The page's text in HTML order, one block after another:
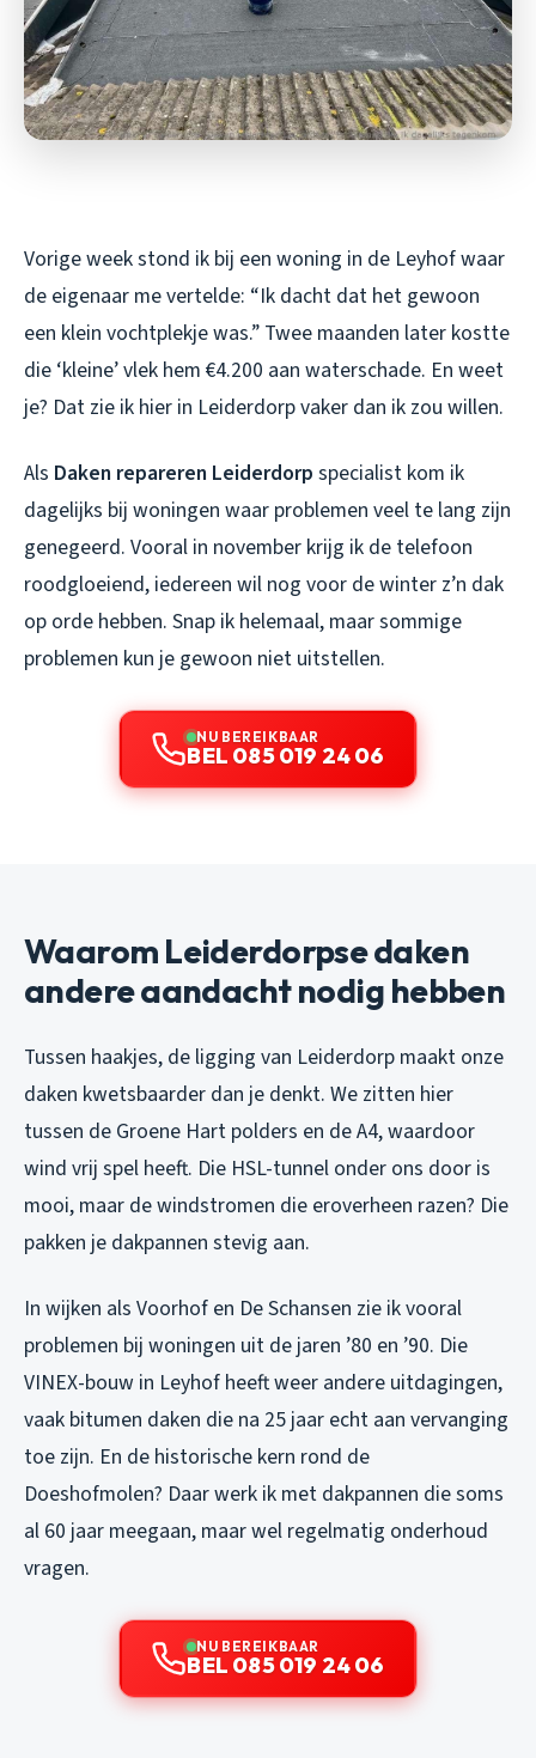
Vorige week stond ik bij een woning in de Leyhof waar
de eigenaar me vertelde: “Ik dacht dat het gewoon
een klein vochtplekje was.” Twee maanden later kostte
die ‘kleine’ vlek hem €4.200 aan waterschade. En weet
je? Dat zie ik hier in Leiderdorp vaker dan ik zou willen.
Als Daken repareren Leiderdorp specialist kom ik
dagelijks bij woningen waar problemen veel te lang zijn
genegeerd. Vooral in november krijg ik de telefoon
roodgloeiend, iedereen wil nog voor de winter z’n dak
op orde hebben. Snap ik helemaal, maar sommige
problemen kun je gewoon niet uitstellen.
NU BEREIKBAAR
BEL 085 019 24 06
Waarom Leiderdorpse daken
andere aandacht nodig hebben
Tussen haakjes, de ligging van Leiderdorp maakt onze
daken kwetsbaarder dan je denkt. We zitten hier
tussen de Groene Hart polders en de A4, waardoor
wind vrij spel heeft. Die HSL-tunnel onder ons door is
mooi, maar de windstromen die eroverheen razen? Die
pakken je dakpannen stevig aan.
In wijken als Voorhof en De Schansen zie ik vooral
problemen bij woningen uit de jaren ’80 en ’90. Die
VINEX-bouw in Leyhof heeft weer andere uitdagingen,
vaak bitumen daken die na 25 jaar echt aan vervanging
toe zijn. En de historische kern rond de
Doeshofmolen? Daar werk ik met dakpannen die soms
al 60 jaar meegaan, maar wel regelmatig onderhoud
vragen.
NU BEREIKBAAR
BEL 085 019 24 06